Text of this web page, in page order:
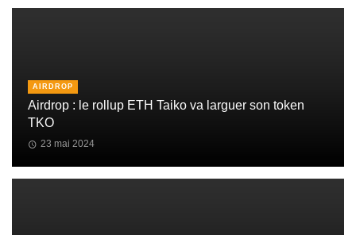
AIRDROP
Airdrop : le rollup ETH Taiko va larguer son token
TKO
23 mai 2024